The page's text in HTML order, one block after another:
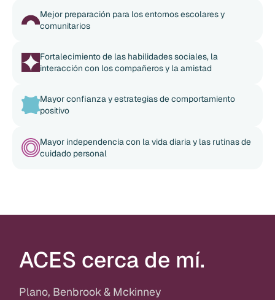
Mejor preparación para los entornos escolares y
comunitarios
Fortalecimiento de las habilidades sociales, la
interacción con los compañeros y la amistad
Mayor confianza y estrategias de comportamiento
positivo
Mayor independencia con la vida diaria y las rutinas de
cuidado personal
ACES cerca de mí.
Plano, Benbrook & Mckinney